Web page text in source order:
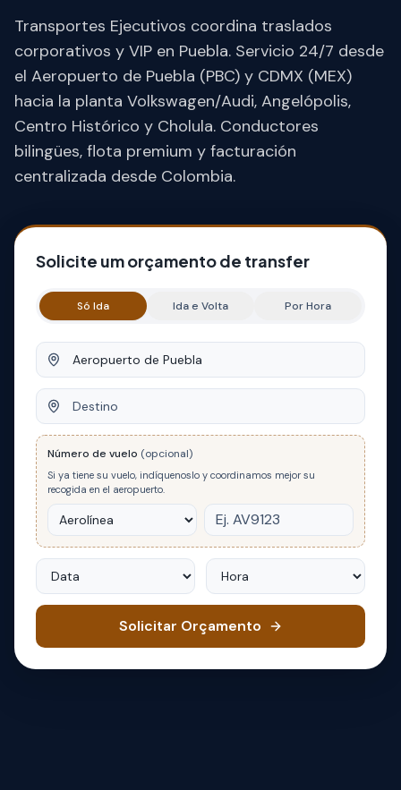
Transportes Ejecutivos coordina traslados
corporativos y VIP en Puebla. Servicio 24/7 desde
el Aeropuerto de Puebla (PBC) y CDMX (MEX)
hacia la planta Volkswagen/Audi, Angelópolis,
Centro Histórico y Cholula. Conductores
bilingües, flota premium y facturación
centralizada desde Colombia.
Solicite um orçamento de transfer
Só Ida Ida e Volta Por Hora
Origem
Destino
Número de vuelo (opcional)
Si ya tiene su vuelo, indíquenoslo y coordinamos mejor su
recogida en el aeropuerto.
Data Hora
Solicitar Orçamento